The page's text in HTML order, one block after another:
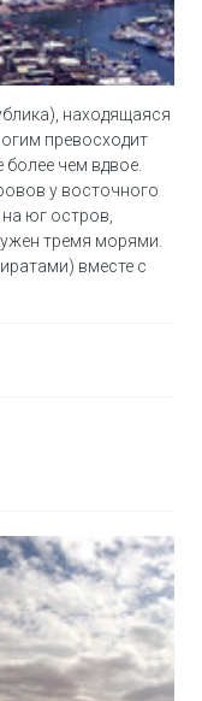
находящаяся
превосходит
чем вдвое.
у восточного
юг остров,
тремя морями.
вместе с